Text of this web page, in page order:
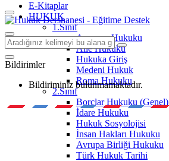
E-Kitaplar
HUKUK
1.Sınıf
Anayasa Hukuku
Aile Hukuku
Hukuka Giriş
Medeni Hukuk
Roma Hukuku
2.Sınıf
Borçlar Hukuku (Genel)
İdare Hukuku
Hukuk Sosyolojisi
İnsan Hakları Hukuku
Avrupa Birliği Hukuku
Türk Hukuk Tarihi
Bildirimler
Bildiriminiz bulunmamaktadır.